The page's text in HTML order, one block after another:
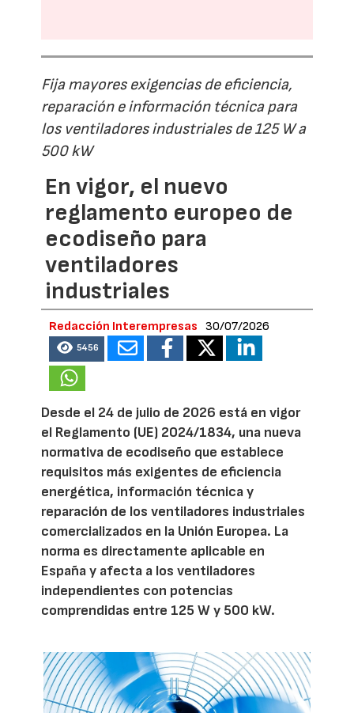
Fija mayores exigencias de eficiencia,
reparación e información técnica para
los ventiladores industriales de 125 W a
500 kW
En vigor, el nuevo
reglamento europeo de
ecodiseño para
ventiladores
industriales
Redacción Interempresas 30/07/2026
5456
Desde el 24 de julio de 2026 está en vigor
el Reglamento (UE) 2024/1834, una nueva
normativa de ecodiseño que establece
requisitos más exigentes de eficiencia
energética, información técnica y
reparación de los ventiladores industriales
comercializados en la Unión Europea. La
norma es directamente aplicable en
España y afecta a los ventiladores
independientes con potencias
comprendidas entre 125 W y 500 kW.